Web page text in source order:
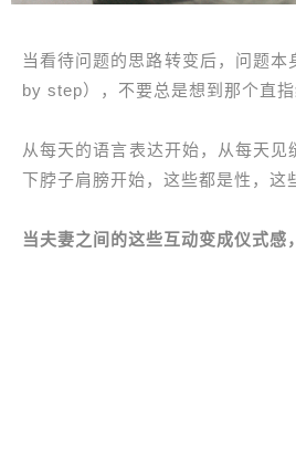
当看待问题的思路转变后，问题
by step），不要总是想到那个直
从每天的语言表达开始，从每天
下脖子肩膀开始，这些都是性，这
当夫妻之间的这些互动变成仪式